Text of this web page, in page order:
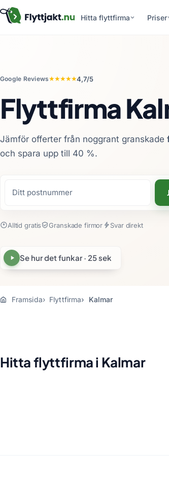
Hitta flyttfirma Priser
Google Reviews★★★★★4,7/5
Flyttfirma
Jämför offerter från noggrant granskade
och spara upp till 40 %.
Alltid gratis Granskade firmor Svar direkt
Se hur det funkar · 25 sek
Framsida Flyttfirma Kalmar
Hitta flyttfirma i Kalmar